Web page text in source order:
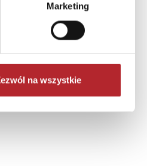
Marketing
na wszystkie